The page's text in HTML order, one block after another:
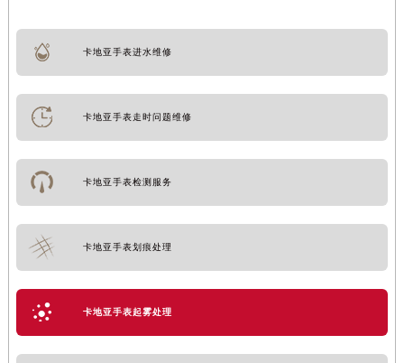
卡地亚手表进水维修
卡地亚手表走时问题维修
卡地亚手表检测服务
卡地亚手表划痕处理
卡地亚手表起雾处理